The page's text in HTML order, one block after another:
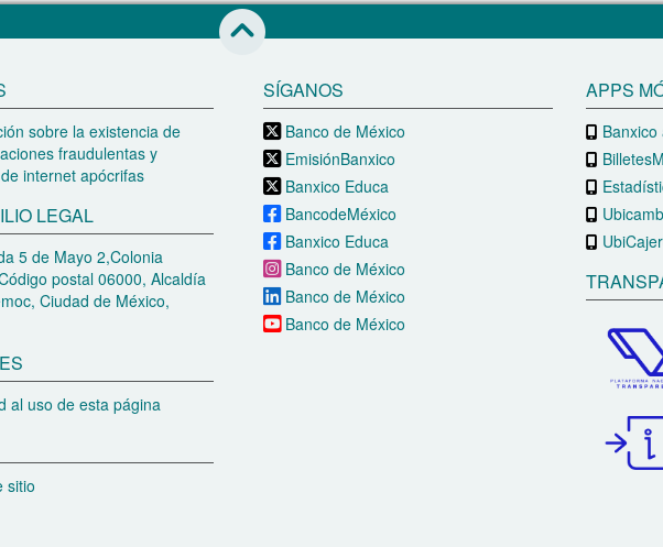
sobre la existencia de
fraudulentas y
internet apócrifas
LEGAL
5 de Mayo 2,Colonia
postal 06000, Alcaldía
Ciudad de México,
al uso de esta página
sitio
SÍGANOS
Banco de México
EmisiónBanxico
Banxico Educa
BancodeMéxico
Banxico Educa
Banco de México
Banco de México
Banco de México
APPS
Banxico